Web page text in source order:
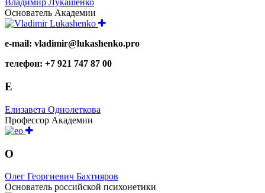
Владимир Лукашенко
Основатель Академии
e-mail: vladimir@lukashenko.pro
телефон: +7 921 747 87 00
Е
Елизавета Однолеткова
Профессор Академии
О
Олег Георгиевич Бахтияров
Основатель российской психонетики